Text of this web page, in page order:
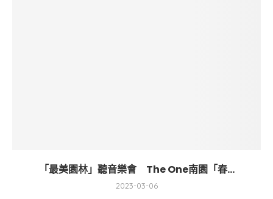
「最美園林」聽音樂會 The One南園「春...
2023-03-06